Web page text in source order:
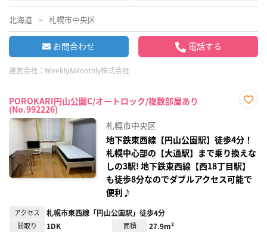
北海道 札幌市中央区
お問合わせ 電話する
運営会社： Weekly&Monthly株式会社
POROKARI円山公園C/オートロック/複数部屋あり
(No.992226)
録
札幌市中央区
地下鉄東西線【円山公園駅】徒歩4分！
札幌中心部の【大通駅】まで乗り換えな
しの3駅! 地下鉄東西線【西18丁目駅】
も徒歩8分なのでダブルアクセス可能で
便利♪
アクセス 札幌市東西線「円山公園駅」徒歩4分
間取り 1DK 面積 27.9m²